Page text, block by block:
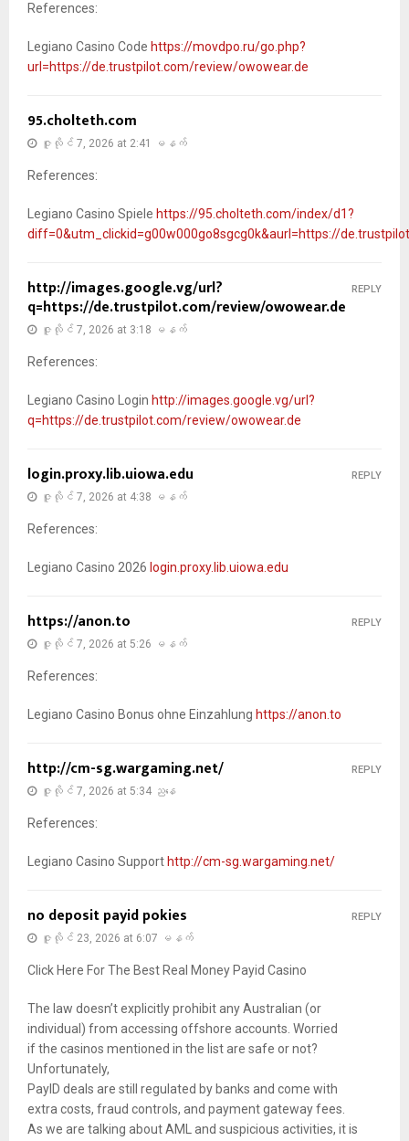
References:
Legiano Casino Code https://movdpo.ru/go.php?
url=https://de.trustpilot.com/review/owowear.de
95.cholteth.com
ဇူလိုင် 7, 2026 at 2:41 မနက်
References:
Legiano Casino Spiele https://95.cholteth.com/index/d1?
diff=0&utm_clickid=g00w000go8sgcg0k&aurl=https://
http://images.google.vg/url?
q=https://de.trustpilot.com/review/owowear.de
ဇူလိုင် 7, 2026 at 3:18 မနက်
References:
Legiano Casino Login http://images.google.vg/url?
q=https://de.trustpilot.com/review/owowear.de
REPLY
login.proxy.lib.uiowa.edu
ဇူလိုင် 7, 2026 at 4:38 မနက်
References:
Legiano Casino 2026 login.proxy.lib.uiowa.edu
REPLY
https://anon.to
ဇူလိုင် 7, 2026 at 5:26 မနက်
References:
Legiano Casino Bonus ohne Einzahlung https://anon.to
REPLY
http://cm-sg.wargaming.net/
ဇူလိုင် 7, 2026 at 5:34 ညနေ
References:
Legiano Casino Support http://cm-sg.wargaming.net/
REPLY
no deposit payid pokies
ဇူလိုင် 23, 2026 at 6:07 မနက်
Click Here For The Best Real Money Payid Casino
The law doesn’t explicitly prohibit any Australian (or
individual) from accessing offshore accounts. Worried
if the casinos mentioned in the list are safe or not?
Unfortunately,
PayID deals are still regulated by banks and come with
extra costs, fraud controls, and payment gateway fees.
As we are talking about AML and suspicious activities, it is
REPLY